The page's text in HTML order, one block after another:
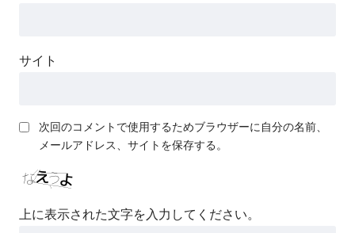
サイト
次回のコメントで使用するためブラウザーに自分の名前、
メールアドレス、サイトを保存する。
上に表示された文字を入力してください。